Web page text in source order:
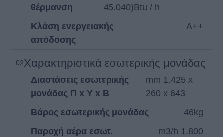
θέρμανση
45.040)Btu / h
Κλάση ενεργειακής
απόδοσης
Α++
02Χαρακτηριστικά εσωτερικής μονάδας
Διαστάσεις εσωτερικής
μονάδας Π x Υ x Β
mm 1.425 x
260 x 643
Βάρος εσωτερικής μονάδας
46kg
Παροχή αέρα εσωτ.
m3/h 1.800